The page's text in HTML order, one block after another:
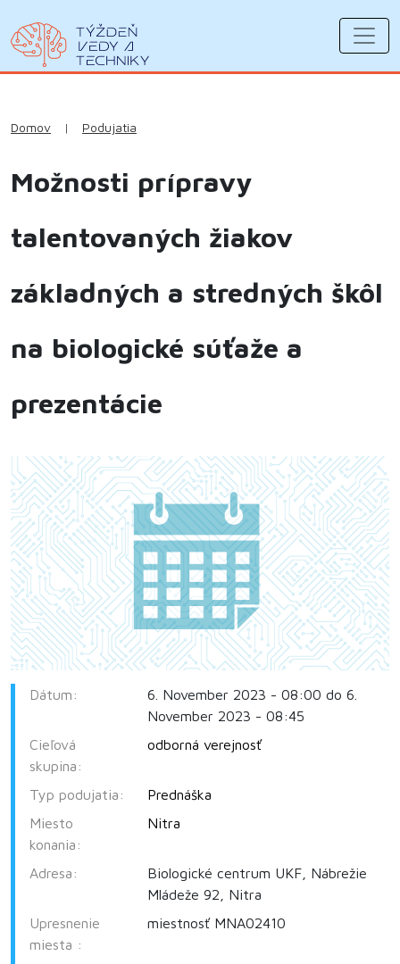
Domov | Podujatia
Možnosti prípravy
talentovaných žiakov
základných a stredných škôl
na biologické súťaže a
prezentácie
Dátum:
6. November 2023 - 08:00 do 6.
November 2023 - 08:45
Cieľová
skupina:
odborná verejnosť
Typ podujatia:
Prednáška
Miesto
konania:
Nitra
Adresa:
Biologické centrum UKF, Nábrežie
Mládeže 92, Nitra
Upresnenie
miesta :
miestnosť MNA02410